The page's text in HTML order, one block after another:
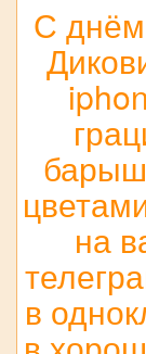
С
на
в